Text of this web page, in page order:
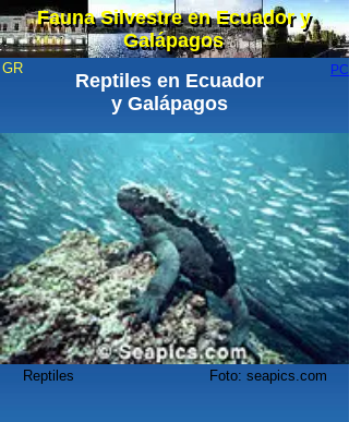
Fauna Silvestre en Ecuador y
Galápagos
Fauna Silvestre en Ecuador y
Galápagos
Reptiles Foto: seapics.com
Reptiles en Ecuador
y Galápagos
PC
GR